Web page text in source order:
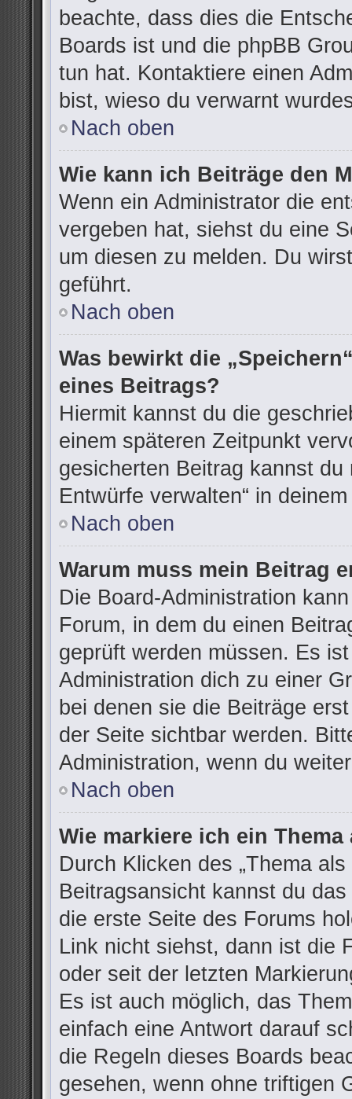
beachte, dass dies die
Boards ist und die phpBB
tun hat. Kontaktiere einen
bist, wieso du verwarnt
Nach oben
Wie kann ich Beiträge den
Wenn ein Administrator die
vergeben hat, siehst du eine
um diesen zu melden. Du
geführt.
Nach oben
Was bewirkt die
eines Beitrags?
Hiermit kannst du die
einem späteren Zeitpunkt
gesicherten Beitrag kannst
Entwürfe verwalten“ in
Nach oben
Warum muss mein Beitrag
Die Board-Administration
Forum, in dem du einen
geprüft werden müssen. Es
Administration dich zu einer
bei denen sie die Beiträge
der Seite sichtbar werden.
Administration, wenn du
Nach oben
Wie markiere ich ein Thema
Durch Klicken des „Thema
Beitragsansicht kannst du
die erste Seite des Forums
Link nicht siehst, dann ist die
oder seit der letzten
Es ist auch möglich, das
einfach eine Antwort darauf
die Regeln dieses Boards
gesehen, wenn ohne triftigen